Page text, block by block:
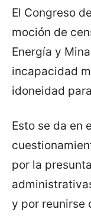
El Congreso
moción de
Energía y
incapacidad
idoneidad
Esto se da en
por la
y por reunirse